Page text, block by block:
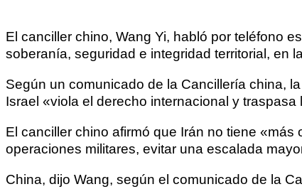
El canciller chino, Wang Yi, habló por teléfono
soberanía, seguridad e integridad territorial, en
Según un comunicado de la Cancillería china,
Israel «viola el derecho internacional y
El canciller chino afirmó que Irán no tiene
operaciones militares, evitar una escalada
China, dijo Wang, según el comunicado de la